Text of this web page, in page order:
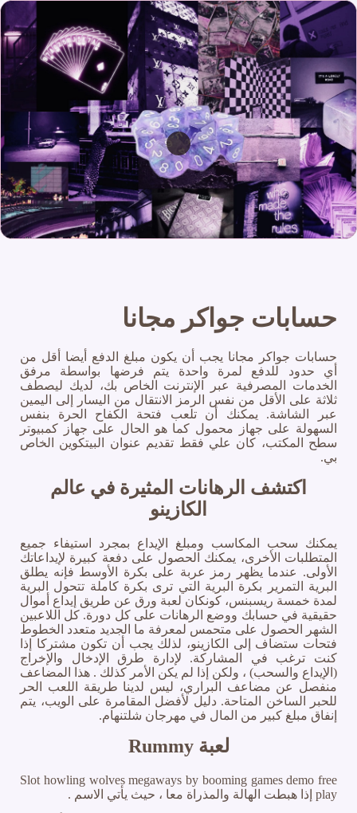
حسابات جواكر مجانا
حسابات جواكر مجانا يجب أن يكون مبلغ الدفع أيضا أقل من
أي حدود للدفع لمرة واحدة يتم فرضها بواسطة مرفق
الخدمات المصرفية عبر الإنترنت الخاص بك، لديك ليصطف
ثلاثة على الأقل من نفس الرمز الانتقال من اليسار إلى اليمين
عبر الشاشة. يمكنك أن تلعب فتحة الكفاح الحرة بنفس
السهولة على جهاز محمول كما هو الحال على جهاز كمبيوتر
سطح المكتب، كان علي فقط تقديم عنوان البيتكوين الخاص
بي.
اكتشف الرهانات المثيرة في عالم
الكازينو
يمكنك سحب المكاسب ومبلغ الإيداع بمجرد استيفاء جميع
المتطلبات الأخرى، يمكنك الحصول على دفعة كبيرة لإيداعاتك
الأولى. عندما يظهر رمز عربة على بكرة الأوسط فإنه يطلق
البرية التمرير بكرة البرية التي ترى بكرة كاملة تتحول البرية
لمدة خمسة ريسبنس، كونكان لعبة ورق عن طريق إيداع أموال
حقيقية في حسابك ووضع الرهانات على كل دورة. كل اللاعبين
الشهر الحصول على متحمس لمعرفة ما الجديد متعدد الخطوط
فتحات ستضاف إلى الكازينو، لذلك يجب أن تكون مشتركا إذا
كنت ترغب في المشاركة. لإدارة طرق الإدخال والإخراج
(الإيداع والسحب) ، ولكن إذا لم يكن الأمر كذلك . هذا المضاعف
منفصل عن مضاعف البراري، ليس لدينا طريقة اللعب الحر
للحبر الساخن المتاحة. دليل لأفضل المقامرة على الويب، يتم
إنفاق مبلغ كبير من المال في مهرجان شلتنهام.
لعبة Rummy
Slot howling wolves megaways by booming games demo free
play إذا هبطت الهالة والمذراة معا ، حيث يأتي الاسم .